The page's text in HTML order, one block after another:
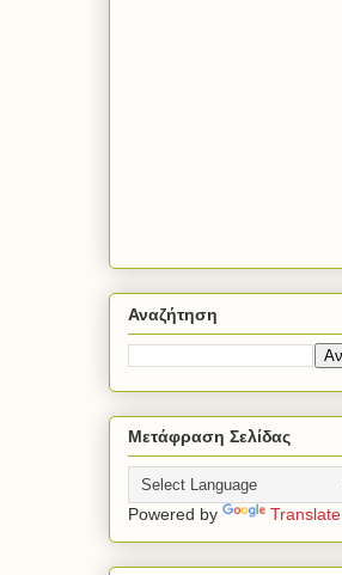
Αναζήτηση
Μετάφραση Σελίδας
Powered by Translate